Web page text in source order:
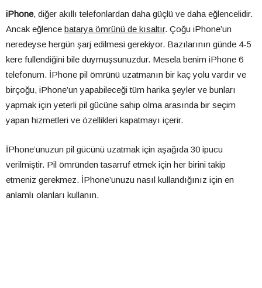
iPhone, diğer akıllı telefonlardan daha güçlü ve daha eğlencelidir.
Ancak eğlence batarya ömrünü de kısaltır. Çoğu iPhone’un
neredeyse hergün şarj edilmesi gerekiyor. Bazılarının günde 4-5
kere fullendiğini bile duymuşsunuzdur. Mesela benim iPhone 6
telefonum. İPhone pil ömrünü uzatmanın bir kaç yolu vardır ve
birçoğu, iPhone’un yapabileceği tüm harika şeyler ve bunları
yapmak için yeterli pil gücüne sahip olma arasında bir seçim
yapan hizmetleri ve özellikleri kapatmayı içerir.
İPhone’unuzun pil gücünü uzatmak için aşağıda 30 ipucu
verilmiştir. Pil ömründen tasarruf etmek için her birini takip
etmeniz gerekmez. İPhone’unuzu nasıl kullandığınız için en
anlamlı olanları kullanın.